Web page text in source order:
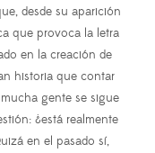
desde su aparición
que provoca la letra
en la creación de
historia que contar
gente se sigue
¿está realmente
en el pasado sí,